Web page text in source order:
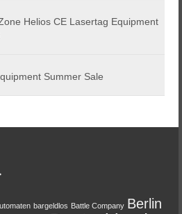
Helios CE Lasertag Equipment
Summer Sale
bargeldlos Battle Company Berlin